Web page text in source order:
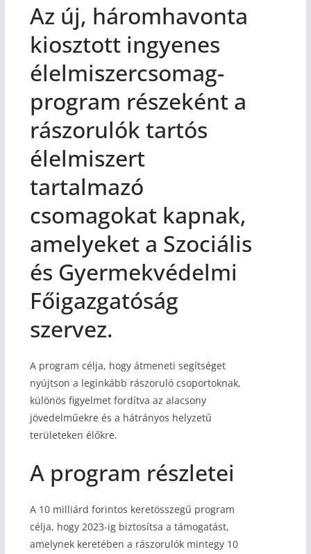
Az új, háromhavonta
kiosztott ingyenes
élelmiszercsomag-
program részeként a
rászorulók tartós
élelmiszert
tartalmazó
csomagokat kapnak,
amelyeket a Szociális
és Gyermekvédelmi
Főigazgatóság
szervez.
A program célja, hogy átmeneti segítséget
nyújtson a leginkább rászoruló csoportoknak,
különös figyelmet fordítva az alacsony
jövedelműekre és a hátrányos helyzetű
területeken élőkre.
A program részletei
A 10 milliárd forintos keretösszegű program
célja, hogy 2023-ig biztosítsa a támogatást,
amelynek keretében a rászorulók mintegy 10